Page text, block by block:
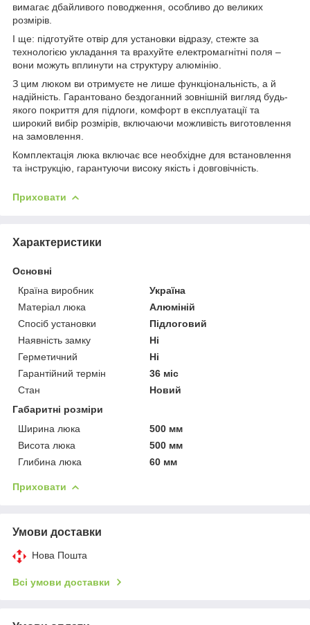
вимагає дбайливого поводження, особливо до великих
розмірів.
І ще: підготуйте отвір для установки відразу, стежте за
технологією укладання та врахуйте електромагнітні поля –
вони можуть вплинути на структуру алюмінію.
З цим люком ви отримуєте не лише функціональність, а й
надійність. Гарантовано бездоганний зовнішній вигляд будь-
якого покриття для підлоги, комфорт в експлуатації та
широкий вибір розмірів, включаючи можливість виготовлення
на замовлення.
Комплектація люка включає все необхідне для встановлення
та інструкцію, гарантуючи високу якість і довговічність.
Приховати
Характеристики
Основні
Країна виробник
Україна
Матеріал люка
Алюміній
Спосіб установки
Підлоговий
Наявність замку
Ні
Герметичний
Ні
Гарантійний термін
36 міс
Стан
Новий
Габаритні розміри
Ширина люка
500 мм
Висота люка
500 мм
Глибина люка
60 мм
Приховати
Умови доставки
Нова Пошта
Всі умови доставки